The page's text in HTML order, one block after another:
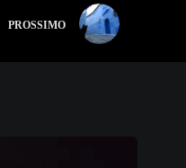
PROSSIMO